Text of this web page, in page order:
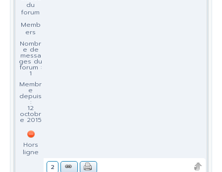
du
forum
Memb
ers
Nombr
e de
messa
ges du
forum :
1
Membr
e
depuis
:
12
octobr
e 2015
Hors
ligne
2